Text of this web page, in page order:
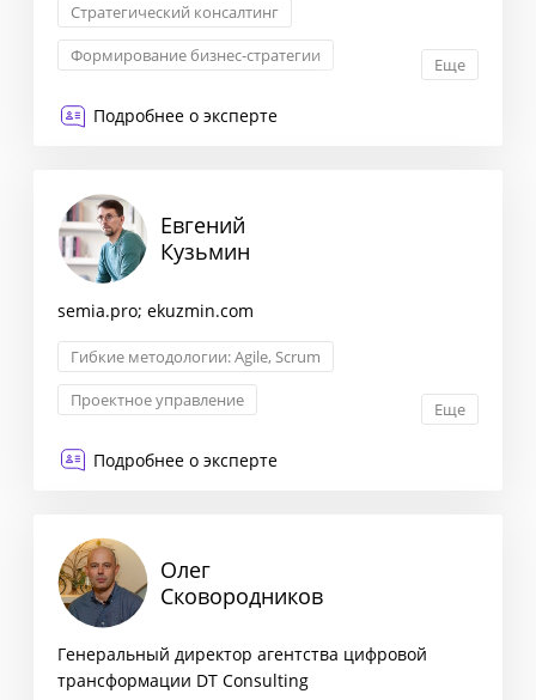
Стратегический консалтинг
Формирование бизнес-стратегии
Еще
Подробнее о эксперте
Евгений
Кузьмин
semia.pro; ekuzmin.com
Гибкие методологии: Agile, Scrum
Проектное управление
Еще
Подробнее о эксперте
Олег
Сковородников
Генеральный директор агентства цифровой
трансформации DT Consulting